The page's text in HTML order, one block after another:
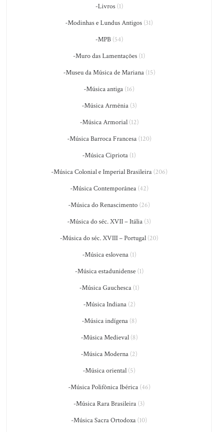
-Livros(1)
-Modinhas e Lundus Antigos (31)
-MPB(54)
-Muro das Lamentações (1)
-Museu da Música de Mariana(15)
-Música antiga (16)
-Música Armênia(3)
-Música Armorial(12)
-Música Barroca Francesa(120)
-Música Cipriota (1)
-Música Colonial e Imperial Brasileira(206)
-Música Contemporânea(42)
-Música do Renascimento (26)
-Música do séc. XVII – Itália (3)
-Música do séc. XVIII – Portugal (20)
-Música eslovena(1)
-Música estadunidense(1)
-Música Gauchesca(1)
-Música Indiana(2)
-Música indígena(8)
-Música Medieval(8)
-Música Moderna (2)
-Música oriental (5)
-Música Polifônica Ibérica(46)
-Música Rara Brasileira (3)
-Música Sacra Ortodoxa (10)